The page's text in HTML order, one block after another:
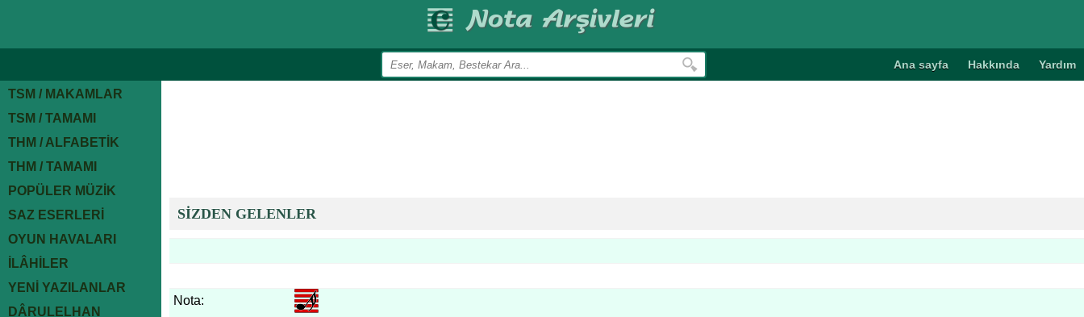
Ana sayfa Hakkında Yardım
TSM / MAKAMLAR
TSM / TAMAMI
THM / ALFABETİK
THM / TAMAMI
POPÜLER MÜZİK
SAZ ESERLERİ
OYUN HAVALARI
İLÂHİLER
YENİ YAZILANLAR
DÂRULELHAN
SİZDEN GELENLER
Nota: